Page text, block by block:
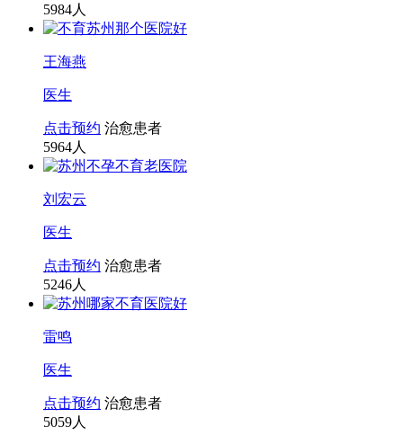
5984人
王海燕
医生
点击预约 治愈患者
5964人
刘宏云
医生
点击预约 治愈患者
5246人
雷鸣
医生
点击预约 治愈患者
5059人